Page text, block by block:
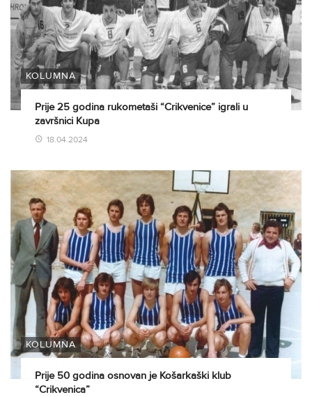
KOLUMNA
Prije 25 godina rukometaši “Crikvenice” igrali u
završnici Kupa
18.04.2024
KOLUMNA
Prije 50 godina osnovan je Košarkaški klub
“Crikvenica”